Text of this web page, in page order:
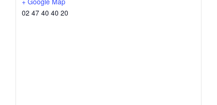
02 47 40 40 20